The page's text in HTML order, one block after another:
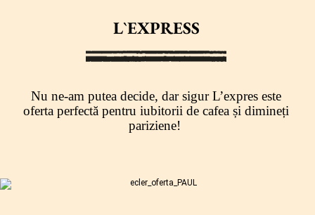
L`EXPRESS
Nu ne-am putea decide, dar sigur L’expres este
oferta perfectă pentru iubitorii de cafea și dimineți
pariziene!